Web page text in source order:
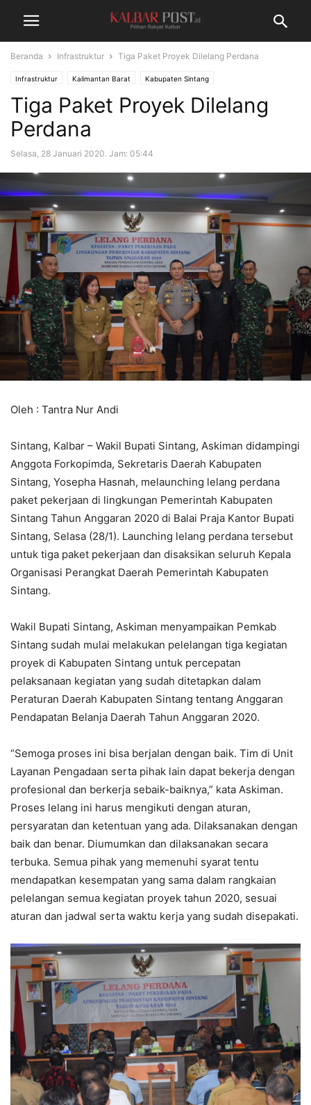
Beranda Infrastruktur Tiga Paket Proyek Dilelang Perdana
Infrastruktur Kalimantan Barat Kabupaten Sintang
Tiga Paket Proyek Dilelang
Perdana
Selasa, 28 Januari 2020. Jam: 05:44
Oleh : Tantra Nur Andi
Sintang, Kalbar – Wakil Bupati Sintang, Askiman didampingi
Anggota Forkopimda, Sekretaris Daerah Kabupaten
Sintang, Yosepha Hasnah, melaunching lelang perdana
paket pekerjaan di lingkungan Pemerintah Kabupaten
Sintang Tahun Anggaran 2020 di Balai Praja Kantor Bupati
Sintang, Selasa (28/1). Launching lelang perdana tersebut
untuk tiga paket pekerjaan dan disaksikan seluruh Kepala
Organisasi Perangkat Daerah Pemerintah Kabupaten
Sintang.
Wakil Bupati Sintang, Askiman menyampaikan Pemkab
Sintang sudah mulai melakukan pelelangan tiga kegiatan
proyek di Kabupaten Sintang untuk percepatan
pelaksanaan kegiatan yang sudah ditetapkan dalam
Peraturan Daerah Kabupaten Sintang tentang Anggaran
Pendapatan Belanja Daerah Tahun Anggaran 2020.
“Semoga proses ini bisa berjalan dengan baik. Tim di Unit
Layanan Pengadaan serta pihak lain dapat bekerja dengan
profesional dan berkerja sebaik-baiknya,” kata Askiman.
Proses lelang ini harus mengikuti dengan aturan,
persyaratan dan ketentuan yang ada. Dilaksanakan dengan
baik dan benar. Diumumkan dan dilaksanakan secara
terbuka. Semua pihak yang memenuhi syarat tentu
mendapatkan kesempatan yang sama dalam rangkaian
pelelangan semua kegiatan proyek tahun 2020, sesuai
aturan dan jadwal serta waktu kerja yang sudah disepakati.